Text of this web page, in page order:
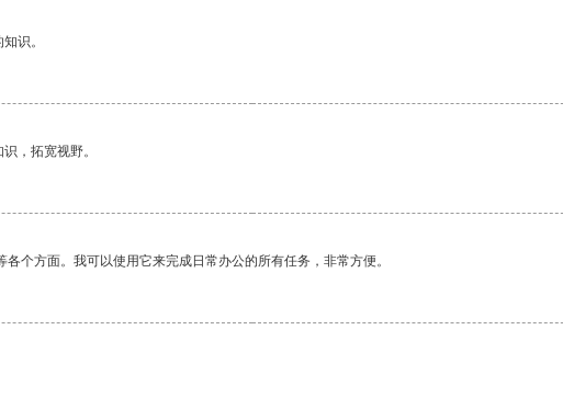
识。
，拓宽视野。
个方面。我可以使用它来完成日常办公的所有任务，非常方便。